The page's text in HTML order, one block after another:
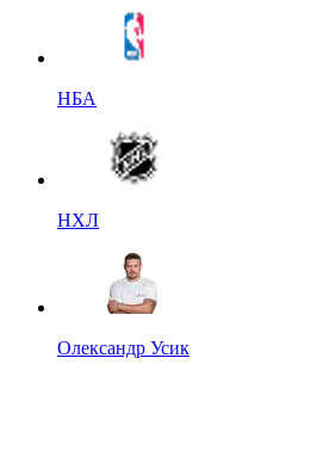
НБА
НХЛ
Олександр Усик